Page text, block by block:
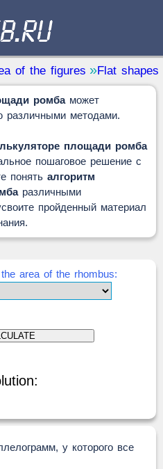
— 32
of the figures Flat shapes
ромба может
различными методами.
площади ромба
пошаговое решение с
понять алгоритм
различными
пройденный материал
area of the rhombus:
у которого все